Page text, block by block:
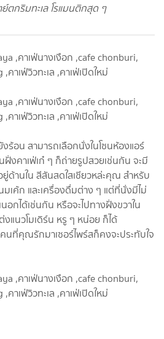
ตกริมทะเล โรแมนติกสุด ๆ
ร้อน สามารถเลือกนั่งในโซนห้องแอร์
ฝั่งคาเฟ่เก๋ ๆ ก็ถ่ายรูปสวยเช่นกัน จะมี
ด้านใน สีสันสดใสเชียวหล่ะคุณ สำหรับ
มเค้ก และเครื่องดื่มต่าง ๆ แต่ที่นั่งมีไม่
อกได้เช่นกัน หรือจะไปทางฝั่งขวาใน
แนวโมเดิร์น หรู ๆ หน่อย ก็ได้
นที่คุณรักมาเซอร์ไพร์สก็คงจะประทับใจ